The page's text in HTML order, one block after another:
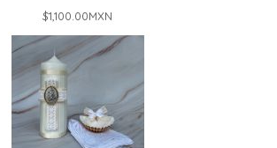
$1,100.00MXN